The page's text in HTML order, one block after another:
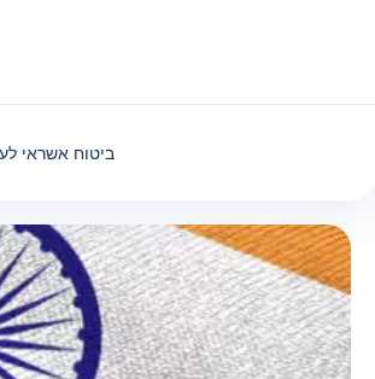
ביטוח אשראי